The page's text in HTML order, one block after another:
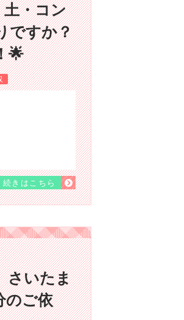
土・コン
ですか？
🌟
続きはこちら
さいたま
のご依